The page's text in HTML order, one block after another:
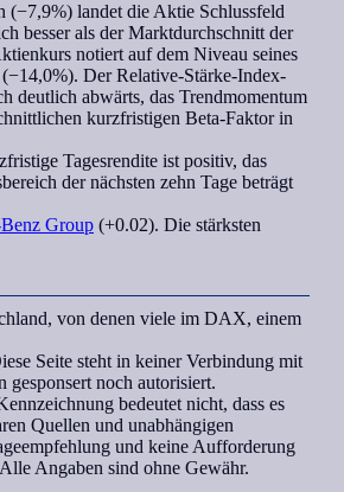
(−7,9%) landet die Aktie Schlussfeld
besser als der Marktdurchschnitt der
notiert auf dem Niveau seines
DerRelative-Stärke-Index-
deutlich abwärts, das Trendmomentum
kurzfristigen Beta-Faktorin
Tagesrendite ist positiv, das
der nächsten zehn Tage beträgt
Group (+0.02). Die stärksten
von denen viele im DAX, einem
Seite steht in keiner Verbindung mit
noch autorisiert.
bedeutet nicht, dass es
Quellen und unabhängigen
und keine Aufforderung
Angaben sind ohne Gewähr.